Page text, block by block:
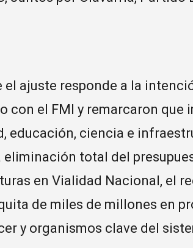
el ajuste responde a la
con el FMI y remarcaron que
educación, ciencia e
eliminación total del
en Vialidad Nacional, el
de miles de millones en
y organismos clave del